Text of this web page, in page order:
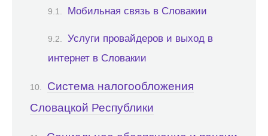
Мобильная связь в Словакии
Услуги провайдеров и выход в
интернет в Словакии
Система налогообложения
Словацкой Республики